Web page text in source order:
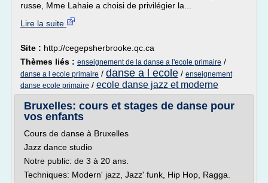
russe, Mme Lahaie a choisi de privilégier la...
Lire la suite
Site : http://cegepsherbrooke.qc.ca
Thèmes liés : enseignement de la danse a l'ecole primaire /
danse a l ecole primaire / danse a l ecole / enseignement
danse ecole primaire / ecole danse jazz et moderne
Bruxelles: cours et stages de danse pour
vos enfants
Cours de danse à Bruxelles
Jazz dance studio
Notre public: de 3 à 20 ans.
Techniques: Modern' jazz, Jazz' funk, Hip Hop, Ragga.